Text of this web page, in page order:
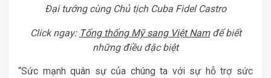
Đại tướng cùng Chủ tịch Cuba Fidel Castro
Click ngay: Tổng thống Mỹ sang Việt Namđể biết
những điều đặc biệt
“Sức mạnh quân sự của chúng ta với sự hỗ trợ sức